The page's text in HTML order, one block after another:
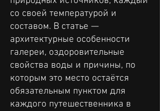
со своей температурой и
составом. В статье —
архитектурные особенности
галереи, оздоровительные
свойства воды и причины, по
которым это место остаётся
обязательным пунктом для
каждого путешественника в